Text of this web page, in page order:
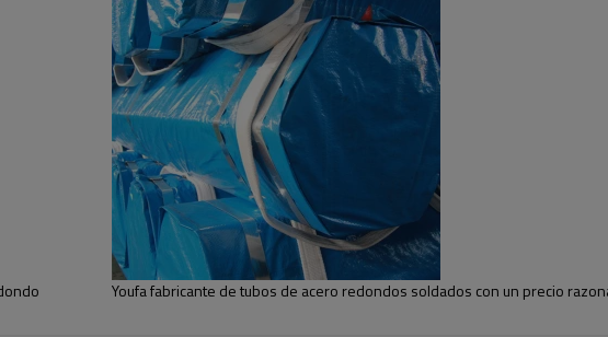
mm de diámetro
De la máxima calidadyfuerte capacidad de suministro
cualquier forma de pago
al carbono soldadosestán disponibles De acuerdo a sus
fuerte capacidad de suministro.
Youfa fabricante de tubos de acero redondos soldados con un precio